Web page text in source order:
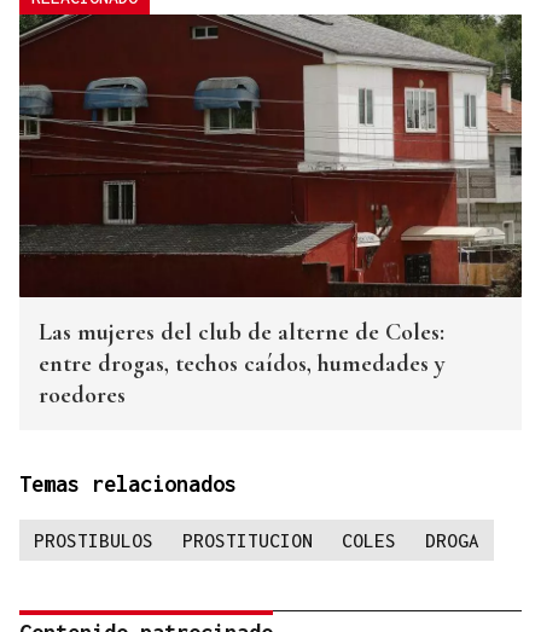
Las mujeres del club de alterne de Coles:
entre drogas, techos caídos, humedades y
roedores
Temas relacionados
PROSTIBULOS PROSTITUCION COLES DROGA